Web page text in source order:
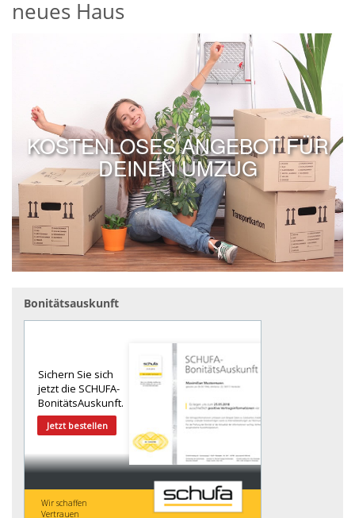
neues Haus
KOSTENLOSES ANGEBOT FÜR
DEINEN UMZUG
Bonitätsauskunft